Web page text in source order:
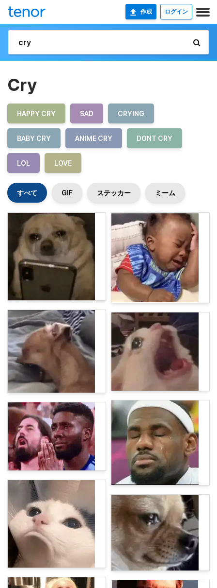
作成 ログイン
Cry
HAPPY CRY SAD CRYING
BABY CRY ANIME CRY DONT CRY
LOL LOVE
すべて GIF ステッカー ミーム